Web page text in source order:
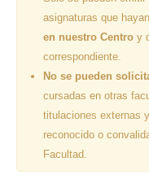
asignaturas que
en nuestro Centro y
correspondiente.
No se pueden
cursadas en otras
titulaciones externas
reconocido o
Facultad.